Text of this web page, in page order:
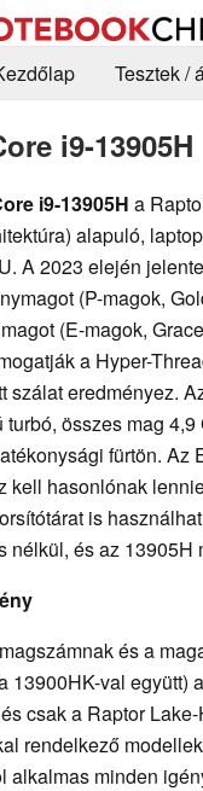
Tesztek /
i9-13905H
i9-13905H a
alapuló,
A 2023 elején
(P-magok,
(E-magok,
a Hyper-
szálat eredményez.
turbó, összes mag
fürtön.
kell hasonlónak
is
nélkül, és az
és a
13900HK-val együtt)
csak a Raptor
rendelkező
alkalmas minden